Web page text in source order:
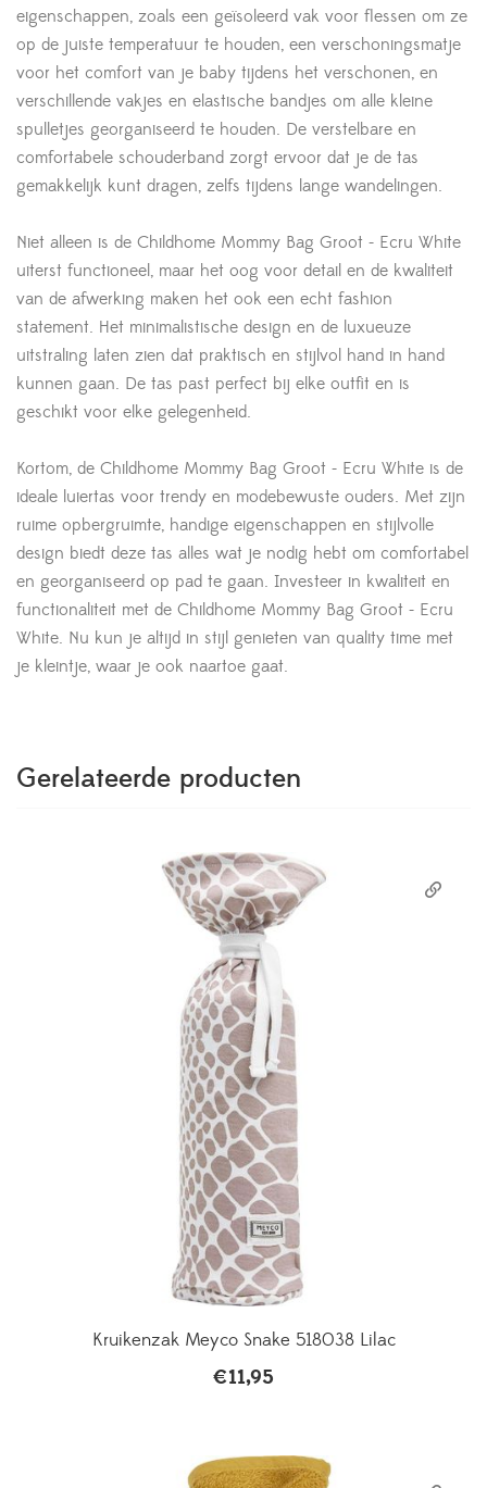
eigenschappen, zoals een geïsoleerd vak voor flessen om ze
op de juiste temperatuur te houden, een verschoningsmatje
voor het comfort van je baby tijdens het verschonen, en
verschillende vakjes en elastische bandjes om alle kleine
spulletjes georganiseerd te houden. De verstelbare en
comfortabele schouderband zorgt ervoor dat je de tas
gemakkelijk kunt dragen, zelfs tijdens lange wandelingen.
Niet alleen is de Childhome Mommy Bag Groot - Ecru White
uiterst functioneel, maar het oog voor detail en de kwaliteit
van de afwerking maken het ook een echt fashion
statement. Het minimalistische design en de luxueuze
uitstraling laten zien dat praktisch en stijlvol hand in hand
kunnen gaan. De tas past perfect bij elke outfit en is
geschikt voor elke gelegenheid.
Kortom, de Childhome Mommy Bag Groot - Ecru White is de
ideale luiertas voor trendy en modebewuste ouders. Met zijn
ruime opbergruimte, handige eigenschappen en stijlvolle
design biedt deze tas alles wat je nodig hebt om comfortabel
en georganiseerd op pad te gaan. Investeer in kwaliteit en
functionaliteit met de Childhome Mommy Bag Groot - Ecru
White. Nu kun je altijd in stijl genieten van quality time met
je kleintje, waar je ook naartoe gaat.
Gerelateerde producten
Kruikenzak Meyco Snake 518038 Lilac
€11,95